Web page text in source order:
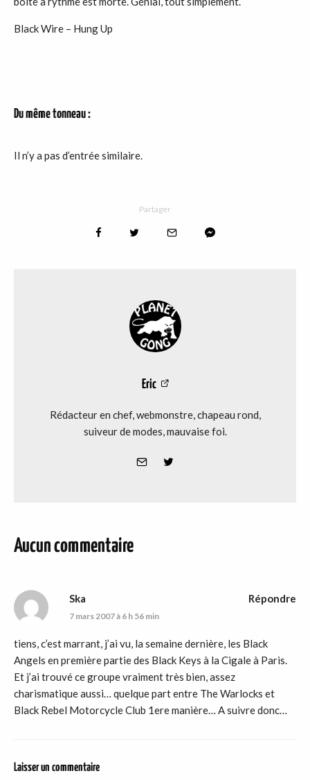
Black Wire – Hung Up
Du même tonneau :
Il n’y a pas d’entrée similaire.
Partager
Eric
Rédacteur en chef, webmonstre, chapeau rond,
suiveur de modes, mauvaise foi.
Aucun commentaire
Ska
7 mars 2007 à 6 h 56 min
tiens, c’est marrant, j’ai vu, la semaine dernière, les Black
Angels en première partie des Black Keys à la Cigale à Paris.
Et j’ai trouvé ce groupe vraiment très bien, assez
charismatique aussi… quelque part entre The Warlocks et
Black Rebel Motorcycle Club 1ere manière… A suivre donc…
Répondre
Laisser un commentaire